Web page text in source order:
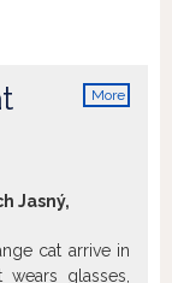
a coding chart
crosses the
results in her
to the
More
Jasný,
cat arrive in
glasses,